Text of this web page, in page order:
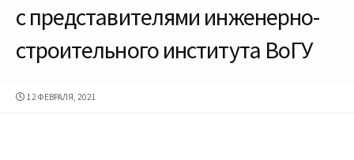
с представителями инженерно-
строительного института ВоГУ
ДАТА
12 ФЕВРАЛЯ, 2021